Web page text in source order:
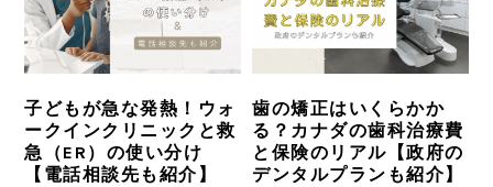
子どもが急な発熱！ウォ
ークインクリニックと救
急（ER）の使い分け
【電話相談先も紹介】
歯の矯正はいくらかか
る？カナダの歯科治療費
と保険のリアル【政府の
デンタルプランも紹介】